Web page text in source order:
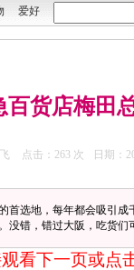
爱好
货店梅田
点击： 263 次 日期：
首选地，每年都会吸引成
没错，错过大阪，吃货们
看下一页或点